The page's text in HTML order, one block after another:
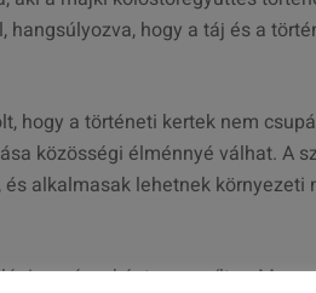
hogy a táj és a
hogy a történeti kertek nem
közösségi élménnyé válhat. A
alkalmasak lehetnek
részeként megnyílt a